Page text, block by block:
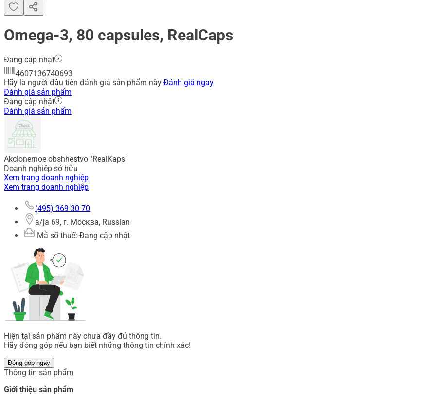
Omega-3, 80 capsules, RealCaps
Đang cập nhật
4607136740693
Hãy là người đầu tiên đánh giá sản phẩm này Đánh giá ngay
Đánh giá sản phẩm
Đang cập nhật
Đánh giá sản phẩm
Akcionernoe obshhestvo "RealKaps"
Doanh nghiệp sở hữu
Xem trang doanh nghiệp
Xem trang doanh nghiệp
(495) 369 30 70
a/ja 69, г. Москва, Russian
Mã số thuế: Đang cập nhật
Hiện tại sản phẩm này chưa đầy đủ thông tin.
Hãy đóng góp nếu bạn biết những thông tin chính xác!
Đóng góp ngay
Thông tin sản phẩm
Giới thiệu sản phẩm